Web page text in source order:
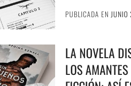
PUBLICADA EN
LA NOVELA
LOS